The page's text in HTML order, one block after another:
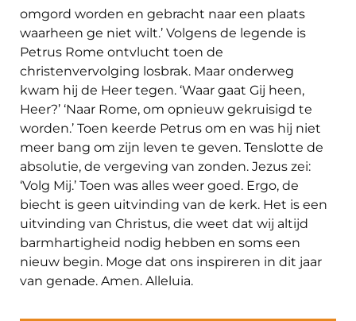
omgord worden en gebracht naar een plaats
waarheen ge niet wilt.’ Volgens de legende is
Petrus Rome ontvlucht toen de
christenvervolging losbrak. Maar onderweg
kwam hij de Heer tegen. ‘Waar gaat Gij heen,
Heer?’ ‘Naar Rome, om opnieuw gekruisigd te
worden.’ Toen keerde Petrus om en was hij niet
meer bang om zijn leven te geven. Tenslotte de
absolutie, de vergeving van zonden. Jezus zei:
‘Volg Mij.’ Toen was alles weer goed. Ergo, de
biecht is geen uitvinding van de kerk. Het is een
uitvinding van Christus, die weet dat wij altijd
barmhartigheid nodig hebben en soms een
nieuw begin. Moge dat ons inspireren in dit jaar
van genade. Amen. Alleluia.